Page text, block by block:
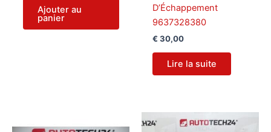
Ajouter au
panier
D’Échappement
9637328380
€ 30,00
Lire la suite